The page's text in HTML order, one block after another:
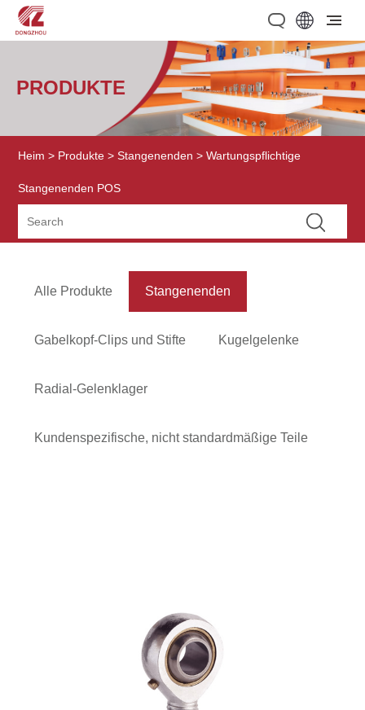
PRODUKTE
Heim > Produkte >Stangenenden > Wartungspflichtige
Stangenenden POS
Alle Produkte Stangenenden
Gabelkopf-Clips und Stifte Kugelgelenke
Radial-Gelenklager
Kundenspezifische, nicht standardmäßige Teile